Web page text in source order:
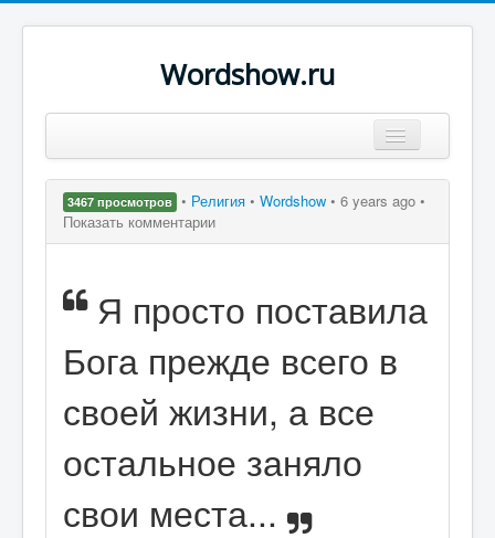
Wordshow.ru
Популярные цитаты
Поиск
3467 просмотров • Религия • Wordshow • 6 years ago •
Показать комментарии
Я просто поставила
Бога прежде всего в
своей жизни, а все
остальное заняло
свои места...